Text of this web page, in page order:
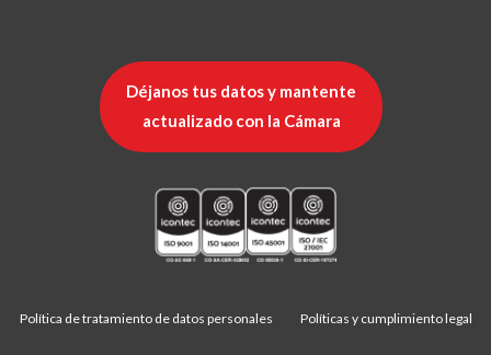
Déjanos tus datos y mantente
actualizado con la Cámara
Política de tratamiento de datos personales Políticas y cumplimiento legal